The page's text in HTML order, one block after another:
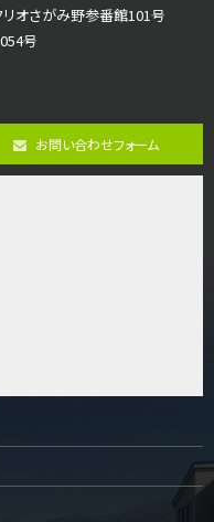
さがみ野駅
歩17分
さ…
3,598万円
4ＬＤＫ
長後駅
3,990万円
古淵駅
オさがみ野参番館101号
号
お問い合わせフォーム